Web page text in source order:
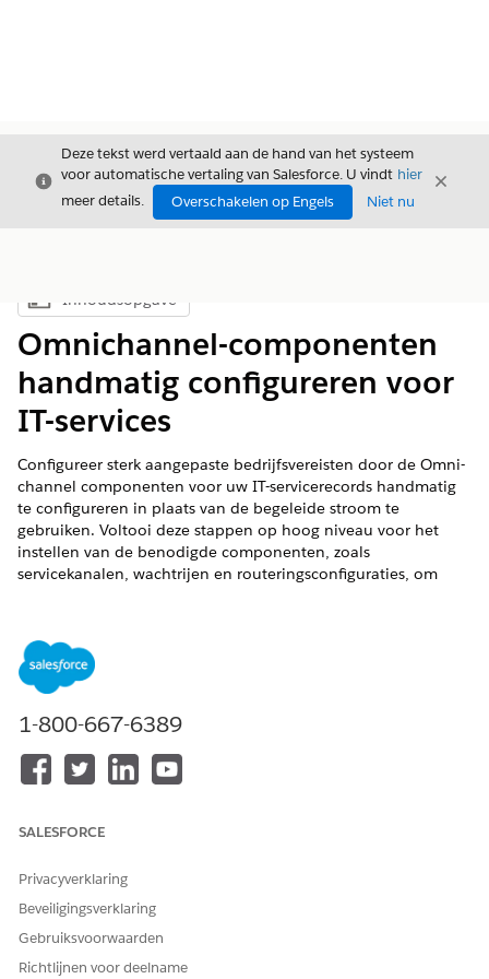
Sluiten
Deze tekst werd vertaald aan de hand van het systeem
voor automatische vertaling van Salesforce. U vindt hier
meer details.
Overschakelen op Engels Niet nu
Sluiten
Inhoudsopgave weergeven
Inhoudsopgave
Omnichannel-componenten
handmatig configureren voor
IT-services
Configureer sterk aangepaste bedrijfsvereisten door de Omni-
channel componenten voor uw IT-servicerecords handmatig
te configureren in plaats van de begeleide stroom te
gebruiken. Voltooi deze stappen op hoog niveau voor het
instellen van de benodigde componenten, zoals
servicekanalen, wachtrijen en routeringsconfiguraties, om
VEREISTE EDITIONS
Edition met Agentforce IT Service.
OPMERKING
Hoewel de bestaande documentatie spreekt over andere
Salesforce-objecten, zoals cases of leads, past u dezelfde
1-800-667-6389
SALESFORCE
Privacyverklaring
Beveiligingsverklaring
Gebruiksvoorwaarden
Richtlijnen voor deelname